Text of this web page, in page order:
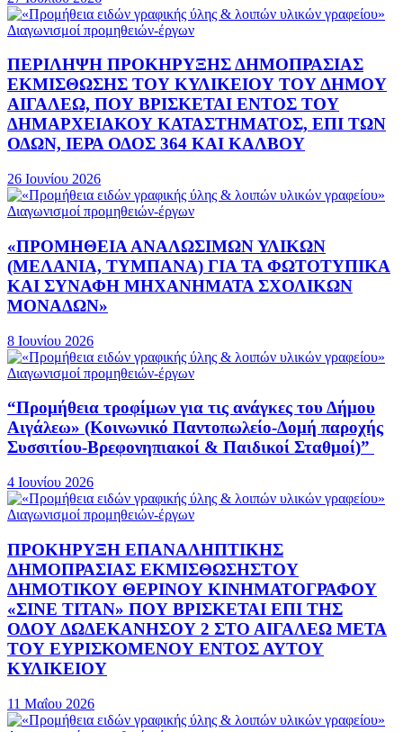
Διαγωνισμοί προμηθειών-έργων
ΠΕΡΙΛΗΨΗ ΠΡΟΚΗΡΥΞΗΣ ΔΗΜΟΠΡΑΣΙΑΣ
ΕΚΜΙΣΘΩΣΗΣ ΤΟΥ ΚΥΛΙΚΕΙΟΥ ΤΟΥ ΔΗΜΟΥ
ΑΙΓΑΛΕΩ, ΠΟΥ ΒΡΙΣΚΕΤΑΙ ΕΝΤΟΣ ΤΟΥ
ΔΗΜΑΡΧEΙΑΚΟΥ ΚΑΤΑΣΤΗΜΑΤΟΣ, ΕΠΙ ΤΩΝ
ΟΔΩΝ, ΙΕΡΑ ΟΔΟΣ 364 ΚΑΙ ΚΑΛΒΟΥ
26 Ιουνίου 2026
Διαγωνισμοί προμηθειών-έργων
«ΠΡΟΜΗΘΕΙΑ ΑΝΑΛΩΣΙΜΩΝ ΥΛΙΚΩΝ
(ΜΕΛΑΝΙΑ, ΤΥΜΠΑΝΑ) ΓΙΑ ΤΑ ΦΩΤΟΤΥΠΙΚΑ
ΚΑΙ ΣΥΝΑΦΗ ΜΗΧΑΝΗΜΑΤΑ ΣΧΟΛΙΚΩΝ
ΜΟΝΑΔΩΝ»
8 Ιουνίου 2026
Διαγωνισμοί προμηθειών-έργων
“Προμήθεια τροφίμων για τις ανάγκες του Δήμου
Αιγάλεω» (Κοινωνικό Παντοπωλείο-Δομή παροχής
Συσσιτίου-Βρεφονηπιακοί & Παιδικοί Σταθμοί)”
4 Ιουνίου 2026
Διαγωνισμοί προμηθειών-έργων
ΠΡΟΚΗΡΥΞΗ ΕΠΑΝΑΛΗΠΤΙΚΗΣ
ΔΗΜΟΠΡΑΣΙΑΣ ΕΚΜΙΣΘΩΣΗΣΤΟΥ
ΔΗΜΟΤΙΚΟΥ ΘΕΡΙΝΟΥ ΚΙΝΗΜΑΤΟΓΡΑΦΟΥ
«ΣΙΝΕ ΤΙΤΑΝ» ΠΟΥ ΒΡΙΣΚΕΤΑΙ ΕΠΙ ΤΗΣ
ΟΔΟΥ ΔΩΔΕΚΑΝΗΣΟΥ 2 ΣΤΟ ΑΙΓΑΛΕΩ ΜΕΤΑ
ΤΟΥ ΕΥΡΙΣΚΟΜΕΝΟΥ ΕΝΤΟΣ ΑΥΤΟΥ
ΚΥΛΙΚΕΙΟΥ
11 Μαΐου 2026